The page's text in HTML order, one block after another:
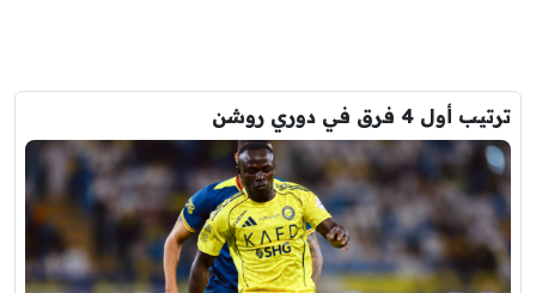
ترتيب أول 4 فرق في دوري روشن